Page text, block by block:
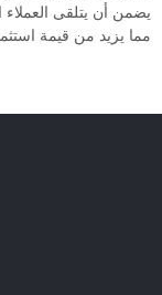
يضمن أن يتلقى العملاء
مما يزيد من قيمة